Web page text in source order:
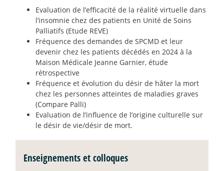
Evaluation de l’efficacité de la réalité virtuelle dans
l’insomnie chez des patients en Unité de Soins
Palliatifs (Etude REVE)
Fréquence des demandes de SPCMD et leur
devenir chez les patients décédés en 2024 à la
Maison Médicale Jeanne Garnier, étude
rétrospective
Fréquence et évolution du désir de hâter la mort
chez les personnes atteintes de maladies graves
(Compare Palli)
Evaluation de l’influence de l’origine culturelle sur
le désir de vie/désir de mort.
Enseignements et colloques